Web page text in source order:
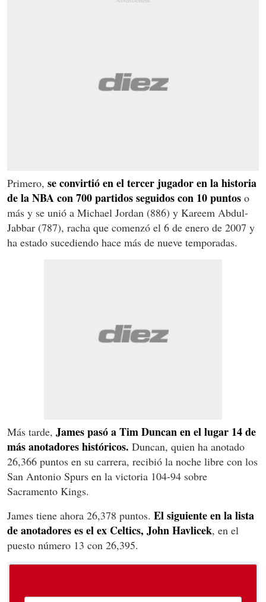
Primero, se convirtió en el tercer jugador en la historia
de la NBA con 700 partidos seguidos con 10 puntos o
más y se unió a Michael Jordan (886) y Kareem Abdul-
Jabbar (787), racha que comenzó el 6 de enero de 2007 y
ha estado sucediendo hace más de nueve temporadas.
Más tarde, James pasó a Tim Duncan en el lugar 14 de
más anotadores históricos. Duncan, quien ha anotado
26,366 puntos en su carrera, recibió la noche libre con los
San Antonio Spurs en la victoria 104-94 sobre
Sacramento Kings.
James tiene ahora 26,378 puntos. El siguiente en la lista
de anotadores es el ex Celtics, John Havlicek, en el
puesto número 13 con 26,395.